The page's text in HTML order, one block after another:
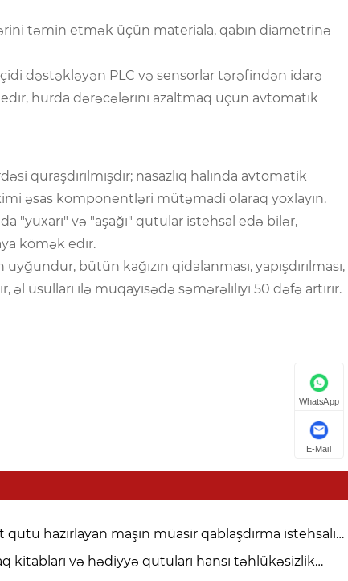
təmin etmək üçün materiala, qabın diametrinə
dəstəkləyən PLC və sensorlar tərəfindən idarə
hurda dərəcələrini azaltmaq üçün avtomatik
quraşdırılmışdır; nasazlıq halında avtomatik
əsas komponentləri mütəmadi olaraq yoxlayın.
"yuxarı" və "aşağı" qutular istehsal edə bilər,
kömək edir.
bütün kağızın qidalanması, yapışdırılması,
əl üsulları ilə müqayisədə səmərəliliyi 50 dəfə artırır.
qutu hazırlayan maşın müasir qablaşdırma istehsalını
kitabları və hədiyyə qutuları hansı təhlükəsizlik
WhatsApp
E-Mail